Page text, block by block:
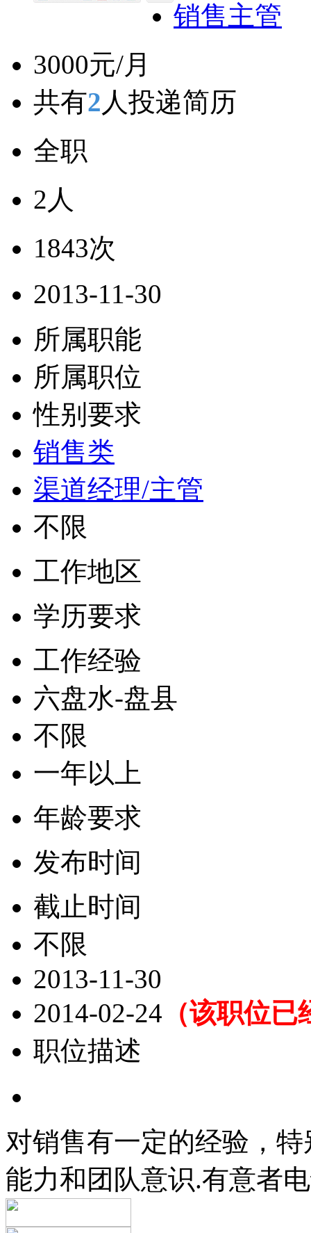
销售主管
3000元/月
共有2 人投递简历
全职
2人
1843次
2013-11-30
所属职能
所属职位
性别要求
销售类
渠道经理/主管
不限
工作地区
学历要求
工作经验
六盘水-盘县
不限
一年以上
年龄要求
发布时间
截止时间
不限
2013-11-30
2014-02-24 （该职位
职位描述
对销售有一定的经验，
能力和团队意识.有意者